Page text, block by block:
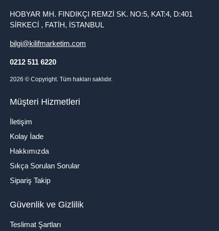
HOBYAR MH. FINDIKÇI REMZİ SK. NO:5, KAT:4, D:401
SİRKECİ , FATİH, İSTANBUL
bilgi@kilifmarketim.com
0212 511 6220
2026 © Copyright. Tüm hakları saklıdır.
Müşteri Hizmetleri
İletişim
Kolay İade
Hakkımızda
Sıkça Sorulan Sorular
Sipariş Takip
Güvenlik ve Gizlilik
Teslimat Şartları